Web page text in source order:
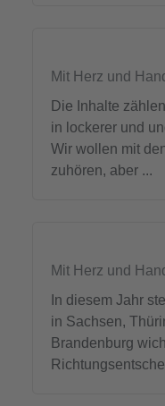
Mit Herz und
Die Inhalte
in lockerer und
Wir wollen mit
zuhören, aber ...
Mit Herz und
In diesem Jahr
in Sachsen,
Brandenburg